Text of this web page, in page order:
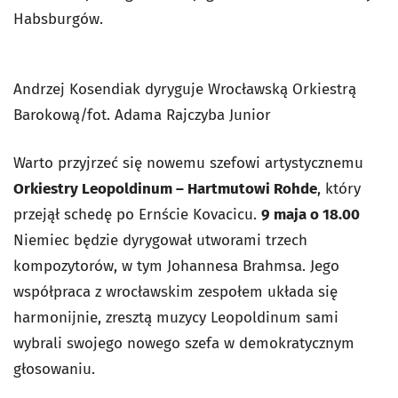
Habsburgów.
Andrzej Kosendiak dyryguje Wrocławską Orkiestrą
Barokową/fot. Adama Rajczyba Junior
Warto przyjrzeć się nowemu szefowi artystycznemu
Orkiestry Leopoldinum – Hartmutowi Rohde, który
przejął schedę po Ernście Kovacicu. 9 maja o 18.00
Niemiec będzie dyrygował utworami trzech
kompozytorów, w tym Johannesa Brahmsa. Jego
współpraca z wrocławskim zespołem układa się
harmonijnie, zresztą muzycy Leopoldinum sami
wybrali swojego nowego szefa w demokratycznym
głosowaniu.